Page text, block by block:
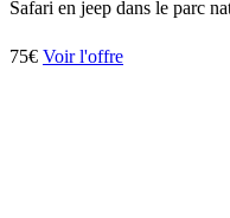
Safari en jeep dans le parc
75€ Voir l'offre